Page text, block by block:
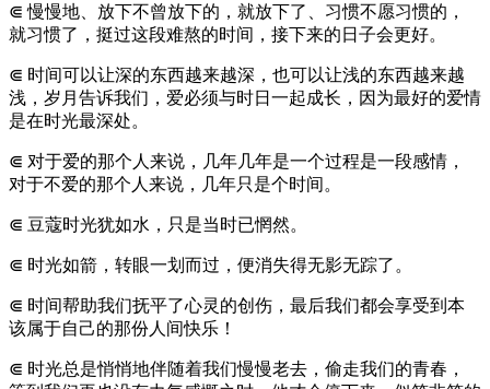
⋐ 慢慢地、放下不曾放下的，就放下了、习惯不愿习惯的，
就习惯了，挺过这段难熬的时间，接下来的日子会更好。
⋐ 时间可以让深的东西越来越深，也可以让浅的东西越来越
浅，岁月告诉我们，爱必须与时日一起成长，因为最好的爱情
是在时光最深处。
⋐ 对于爱的那个人来说，几年几年是一个过程是一段感情，
对于不爱的那个人来说，几年只是个时间。
⋐ 豆蔻时光犹如水，只是当时已惘然。
⋐ 时光如箭，转眼一划而过，便消失得无影无踪了。
⋐ 时间帮助我们抚平了心灵的创伤，最后我们都会享受到本
该属于自己的那份人间快乐！
⋐ 时光总是悄悄地伴随着我们慢慢老去，偷走我们的青春，